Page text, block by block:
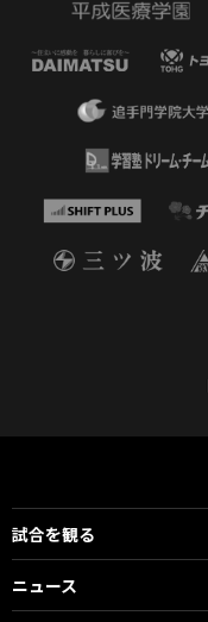
試合を観る
ニュース